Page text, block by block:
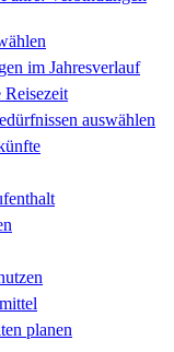
im Jahresverlauf
Reisezeit
auswählen
planen